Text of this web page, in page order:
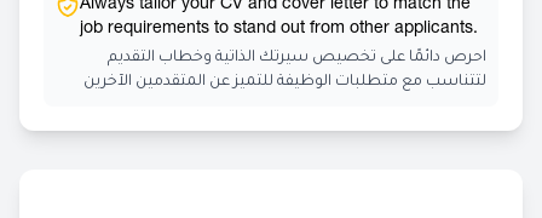
Always tailor your CV and cover letter to match the
job requirements to stand out from other applicants.
احرص دائمًا على تخصيص سيرتك الذاتية وخطاب التقديم
لتتناسب مع متطلبات الوظيفة للتميز عن المتقدمين الآخرين